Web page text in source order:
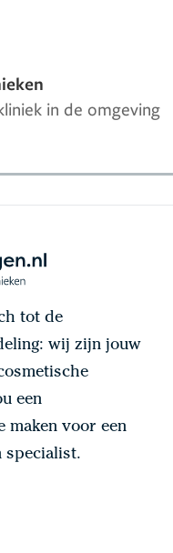
in de omgeving
tot de
wij zijn jouw
een
maken voor een
specialist.